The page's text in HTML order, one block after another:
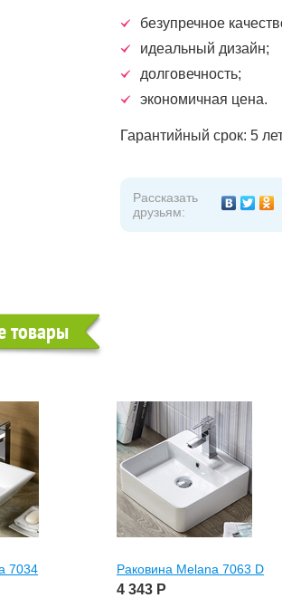
безупречное
идеальный дизайн;
долговечность;
экономичная цена.
Гарантийный срок: 5
Рассказать
друзьям:
товары
7034 Раковина Melana 7063 D
4 343 Р